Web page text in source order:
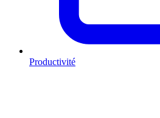
Productivité